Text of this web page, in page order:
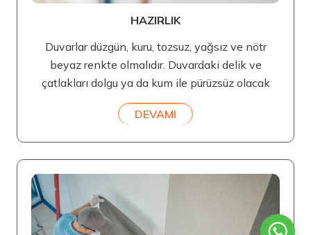
HAZIRLIK
Duvarlar düzgün, kuru, tozsuz, yağsız ve nötr
beyaz renkte olmalıdır. Duvardaki delik ve
çatlakları dolgu ya da kum ile pürüzsüz olacak
DEVAMI